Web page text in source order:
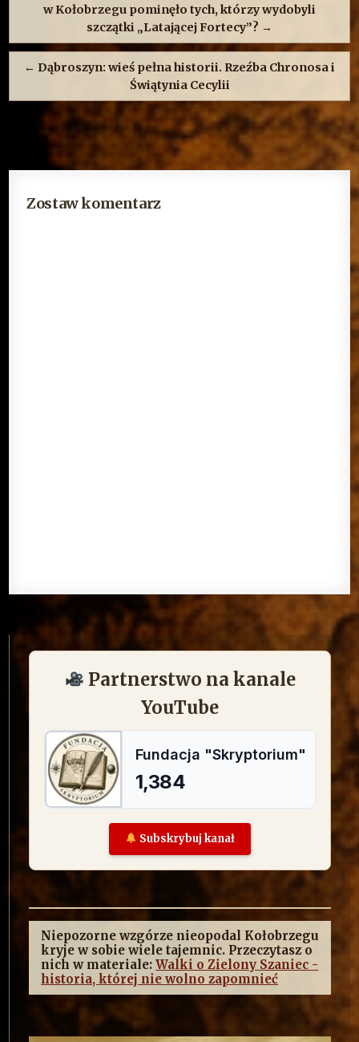
w Kołobrzegu pominęło tych, którzy wydobyli
szczątki „Latającej Fortecy”? →
← Dąbroszyn: wieś pełna historii. Rzeźba Chronosa i
Świątynia Cecylii
Zostaw komentarz
Partnerstwo na kanale
YouTube
Subskrybuj kanał
Niepozorne wzgórze nieopodal Kołobrzegu
kryje w sobie wiele tajemnic. Przeczytasz o
nich w materiale:Walki o Zielony Szaniec -
historia, której nie wolno zapomnieć